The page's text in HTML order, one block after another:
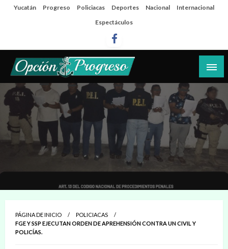
SaltaYucatán Progreso Policiacas Deportes Nacional
Internacional
Espectáculos
Opción Progreso
Las noticias del día a día del puerto
PÁGINA DE INICIO
POLICIACAS
FGE Y SSP EJECUTAN ORDEN DE APREHENSIÓN CONTRA UN CIVIL Y
POLICÍAS.